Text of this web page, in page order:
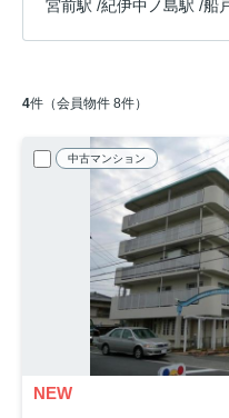
宮前駅 /紀伊中ノ島駅 /船
4件（会員物件 8件）
中古マンション
NEW